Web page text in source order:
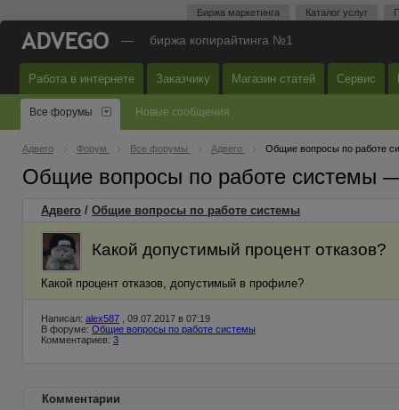
Биржа маркетинга Каталог услуг
— биржа копирайтинга №1
Работа в интернете Заказчику Магазин статей Сервис
Все форумы Новые сообщения
Адвего Форум Все форумы Адвего Общие вопросы по работе
Общие вопросы по работе системы
Адвего / Общие вопросы по работе системы
Какой допустимый процент отказов?
Какой процент отказов, допустимый в профиле?
Написал: alex587 , 09.07.2017 в 07:19
В форуме: Общие вопросы по работе системы
Комментариев: 3
Комментарии